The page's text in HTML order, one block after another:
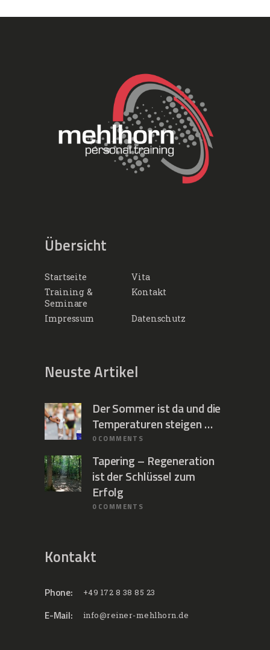
Übersicht
Startseite
Vita
Training &
Seminare
Kontakt
Impressum Datenschutz
Neuste Artikel
Der Sommer ist da und die
Temperaturen steigen …
0 COMMENTS
Tapering – Regeneration
ist der Schlüssel zum
Erfolg
0 COMMENTS
Kontakt
Phone: +49 172 8 38 85 23
E-Mail: info@reiner-mehlhorn.de